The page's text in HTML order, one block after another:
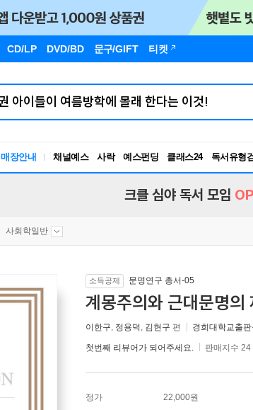
CD/LP DVD/BD 문구/GIFT 티켓
매장안내 채널예스 사락 예스펀딩 클래스24
독서유형
RBTI Lab
크클 심야 독서 모임
사회학일반
소득공제 문명연구 총서-05
계몽주의와 근대문명의
이한구, 정용덕 , 김현구 편 경희대학교출
첫번째 리뷰어가 되어주세요. 판매지수 24
정가 22,000원